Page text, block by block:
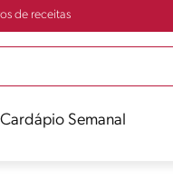
de receitas
Cardápio Semanal